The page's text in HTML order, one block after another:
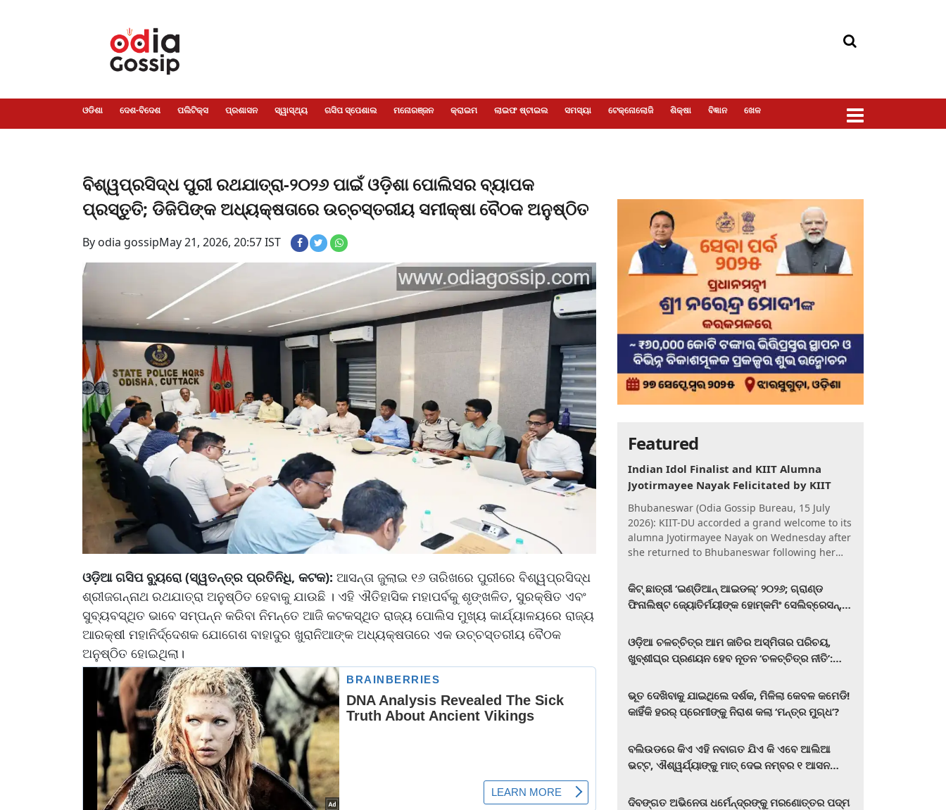
ଓଡିଶା ଦେଶ-ବିଦେଶ ପଲିଟିକ୍ସ ପ୍ରଶାସନ ସ୍ୱାସ୍ଥ୍ୟ ଗସିପ ସ୍ପେଶାଲ ମନୋରଞ୍ଜନ କ୍ରାଇମ ଲାଇଫ ଷ୍ଟାଇଲ ସମସ୍ୟା ଟେକ୍ନୋଲୋଜି ଶିକ୍ଷା ବିଜ୍ଞାନ ଖେଳ
ବିଶ୍ୱପ୍ରସିଦ୍ଧ ପୁରୀ ରଥଯାତ୍ରା-୨୦୨୬ ପାଇଁ ଓଡ଼ିଶା ପୋଲିସର ବ୍ୟାପକ
ପ୍ରସ୍ତୁତି; ଡିଜିପିଙ୍କ ଅଧ୍ୟକ୍ଷତାରେ ଉଚ୍ଚସ୍ତରୀୟ ସମୀକ୍ଷା ବୈଠକ ଅନୁଷ୍ଠିତ
By odia gossipMay 21, 2026, 20:57 IST
ଓଡ଼ିଆ ଗସିପ ବ୍ୟୁରୋ (ସ୍ୱତନ୍ତ୍ର ପ୍ରତିନିଧି, କଟକ): ଆସନ୍ତା ଜୁଲାଇ ୧୬ ତାରିଖରେ ପୁରୀରେ ବିଶ୍ୱପ୍ରସିଦ୍ଧ
ଶ୍ରୀଜଗନ୍ନାଥ ରଥଯାତ୍ରା ଅନୁଷ୍ଠିତ ହେବାକୁ ଯାଉଛି । ଏହି ଐତିହାସିକ ମହାପର୍ବକୁ ଶୃଙ୍ଖଳିତ, ସୁରକ୍ଷିତ ଏବଂ
ସୁବ୍ୟବସ୍ଥିତ ଭାବେ ସମ୍ପନ୍ନ କରିବା ନିମନ୍ତେ ଆଜି କଟକସ୍ଥିତ ରାଜ୍ୟ ପୋଲିସ ମୁଖ୍ୟ କାର୍ଯ୍ୟାଳୟରେ ରାଜ୍ୟ
ଆରକ୍ଷୀ ମହାନିର୍ଦ୍ଦେଶକ ଯୋଗେଶ ବାହାଦୁର ଖୁରାନିଆଙ୍କ ଅଧ୍ୟକ୍ଷତାରେ ଏକ ଉଚ୍ଚସ୍ତରୀୟ ବୈଠକ
ଅନୁଷ୍ଠିତ ହୋଇଥିଲା।
Featured
Indian Idol Finalist and KIIT Alumna
Jyotirmayee Nayak Felicitated by KIIT
Bhubaneswar (Odia Gossip Bureau, 15 July
2026): KIIT-DU accorded a grand welcome to its
alumna Jyotirmayee Nayak on Wednesday after
she returned to Bhubaneswar following her
କିଟ୍‍ ଛାତ୍ରୀ ‘ଇଣ୍ଡିଆନ୍ ଆଇଡଲ୍‌’ ୨୦୨୬; ଗ୍ରାଣ୍ଡ
ଫିନାଲିଷ୍ଟ ଜ୍ୟୋତିର୍ମୟୀଙ୍କ ହୋମ୍‍କମିଂ ସେଲିବ୍ରେସନ୍‍,
ଓଡ଼ିଆ ଚଳଚ୍ଚିତ୍ର ଆମ ଜାତିର ଅସ୍ମିତାର ପରିଚୟ,
ଖୁବ୍‌ଶୀଘ୍ର ପ୍ରଣୟନ ହେବ ନୂତନ ‘ଚଳଚ୍ଚିତ୍ର ନୀତି’:
ଭୂତ ଦେଖିବାକୁ ଯାଇଥିଲେ ଦର୍ଶକ, ମିଳିଲା କେବଳ କମେଡି!
କାହିଁକି ହରର୍‌ ପ୍ରେମୀଙ୍କୁ ନିରାଶ କଲା ‘ମନ୍ତ୍ର ମୁଗ୍ଧ’?
ବଲିଉଡରେ କିଏ ଏହି ନବାଗତ ଯିଏ କି ଏବେ ଆଲିଆ
ଭଟ୍ଟ, ଐଶ୍ୱର୍ଯ୍ୟାଙ୍କୁ ମାତ୍‌ ଦେଇ ନମ୍ବର ୧ ଆସନ
ଦିବଙ୍ଗତ ଅଭିନେତା ଧର୍ମେନ୍ଦ୍ରଙ୍କୁ ମରଣୋତ୍ତର ପଦ୍ମ